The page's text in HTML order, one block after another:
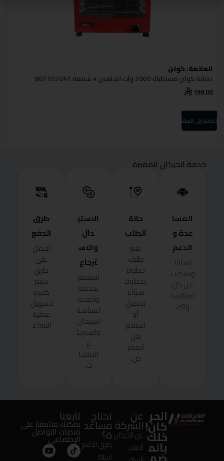
العلامة:كولن
دفاية كولن مستطيلة 2000 وات اتجاهين 4 شمعة 807102041
199.00
إضافة إلى السلة
خدمة الحركان المميزة
المسا
عدة و
الدعم
إسألنا
وسنجيب
عن كل
استفسا
راتك.
حالة
الطلب
تتبع
طلبك
خطوة
بخطوة
سواء
توصيل
أو
استلام
من
المعر
ض.
الاستب
دال
والاس
ترجاع
استمتع
بخدمة
واضحة
لسياسة
استبدال
واسترجا
ع
المنتجا
ت.
طرق
الدفع
احصل
على
طرق
دفع
كثيرة
لتسهيل
عملية
الشراء.
الحر
كان!
خلك
بالم
عن
الشركة
عن الحركان
المتجر
تحتاج
مساعد
ة؟
طرق الدفع
اسئلة
تابعنا
يمكنك متابعتنا على
منصات التواصل
الإجتماعى